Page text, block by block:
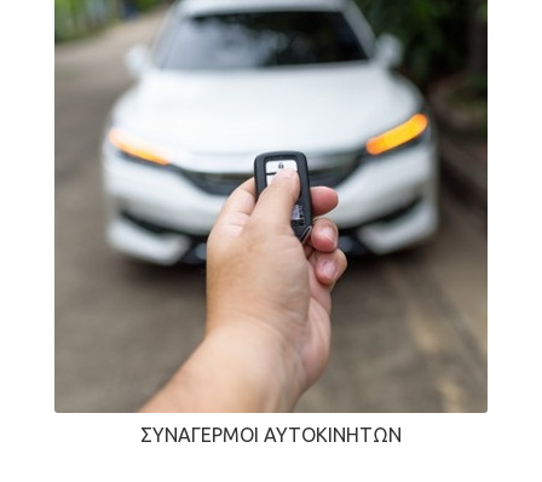
ΣΥΝΑΓΕΡΜΟΊ ΑΥΤΟΚΙΝΉΤΩΝ